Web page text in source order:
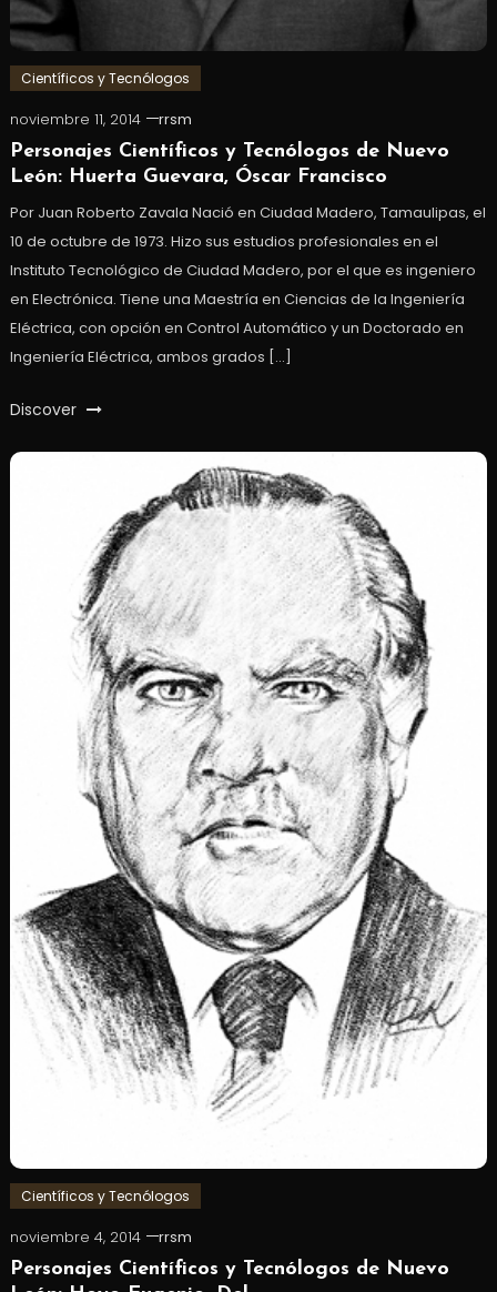
Científicos y Tecnólogos
noviembre 11, 2014
rrsm
Personajes Científicos y Tecnólogos de Nuevo
León: Huerta Guevara, Óscar Francisco
Por Juan Roberto Zavala Nació en Ciudad Madero, Tamaulipas, el
10 de octubre de 1973. Hizo sus estudios profesionales en el
Instituto Tecnológico de Ciudad Madero, por el que es ingeniero
en Electrónica. Tiene una Maestría en Ciencias de la Ingeniería
Eléctrica, con opción en Control Automático y un Doctorado en
Ingeniería Eléctrica, ambos grados […]
Discover
Científicos y Tecnólogos
noviembre 4, 2014
rrsm
Personajes Científicos y Tecnólogos de Nuevo